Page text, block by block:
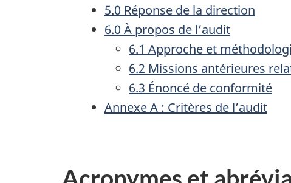
5.0 Réponse de la direction
6.0 À propos de l’audit
6.1 Approche et
6.2 Missions antérieures
6.3 Énoncé de conformité
Annexe A : Critères de l’audit
Acronymes et